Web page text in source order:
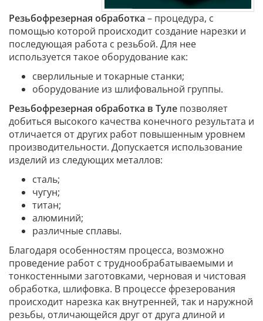
Резьбофрезерная обработка – процедура, с
помощью которой происходит создание нарезки и
последующая работа с резьбой. Для нее
используется такое оборудование как:
сверлильные и токарные станки;
оборудование из шлифовальной группы.
Резьбофрезерная обработка в Туле позволяет
добиться высокого качества конечного результата и
отличается от других работ повышенным уровнем
производительности. Допускается использование
изделий из следующих металлов:
сталь;
чугун;
титан;
алюминий;
различные сплавы.
Благодаря особенностям процесса, возможно
проведение работ с труднообрабатываемыми и
тонкостенными заготовками, черновая и чистовая
обработка, шлифовка. В процессе фрезерования
происходит нарезка как внутренней, так и наружной
резьбы, отличающейся друг от друга длиной и